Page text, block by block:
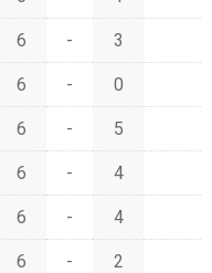
6 - 3
6 - 0
6 - 5
6 - 4
6 - 4
6 - 2